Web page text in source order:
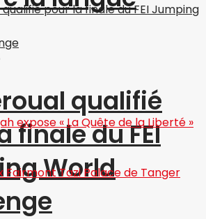
qualifié
finale du FEI
World